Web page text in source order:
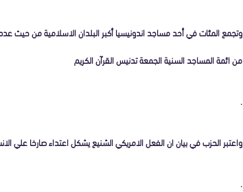
وتجمع المئات في أحد مساجد اندونيسيا أكبر البلدان الاسلامية من حيث
من ائمة المساجد السنية الجمعة تدنيس القرآن الكريم
.
واعتبر الحزب في بيان ان الفعل الامريكي الشنيع يشكل اعتداء صارخا علي
.